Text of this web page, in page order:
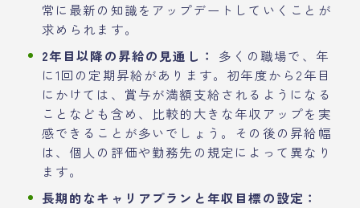
常に最新の知識をアップデートしていくことが
求められます。
2年目以降の昇給の見通し：
多くの職場で、年
に1回の定期昇給があります。初年度から2年目
にかけては、賞与が満額支給されるようになる
ことなども含め、比較的大きな年収アップを実
感できることが多いでしょう。その後の昇給幅
は、個人の評価や勤務先の規定によって異なり
ます。
長期的なキャリアプランと年収目標の設定：